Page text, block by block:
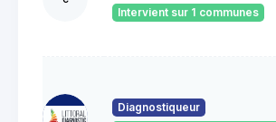
Intervient sur 1 communes
Diagnostiqueur